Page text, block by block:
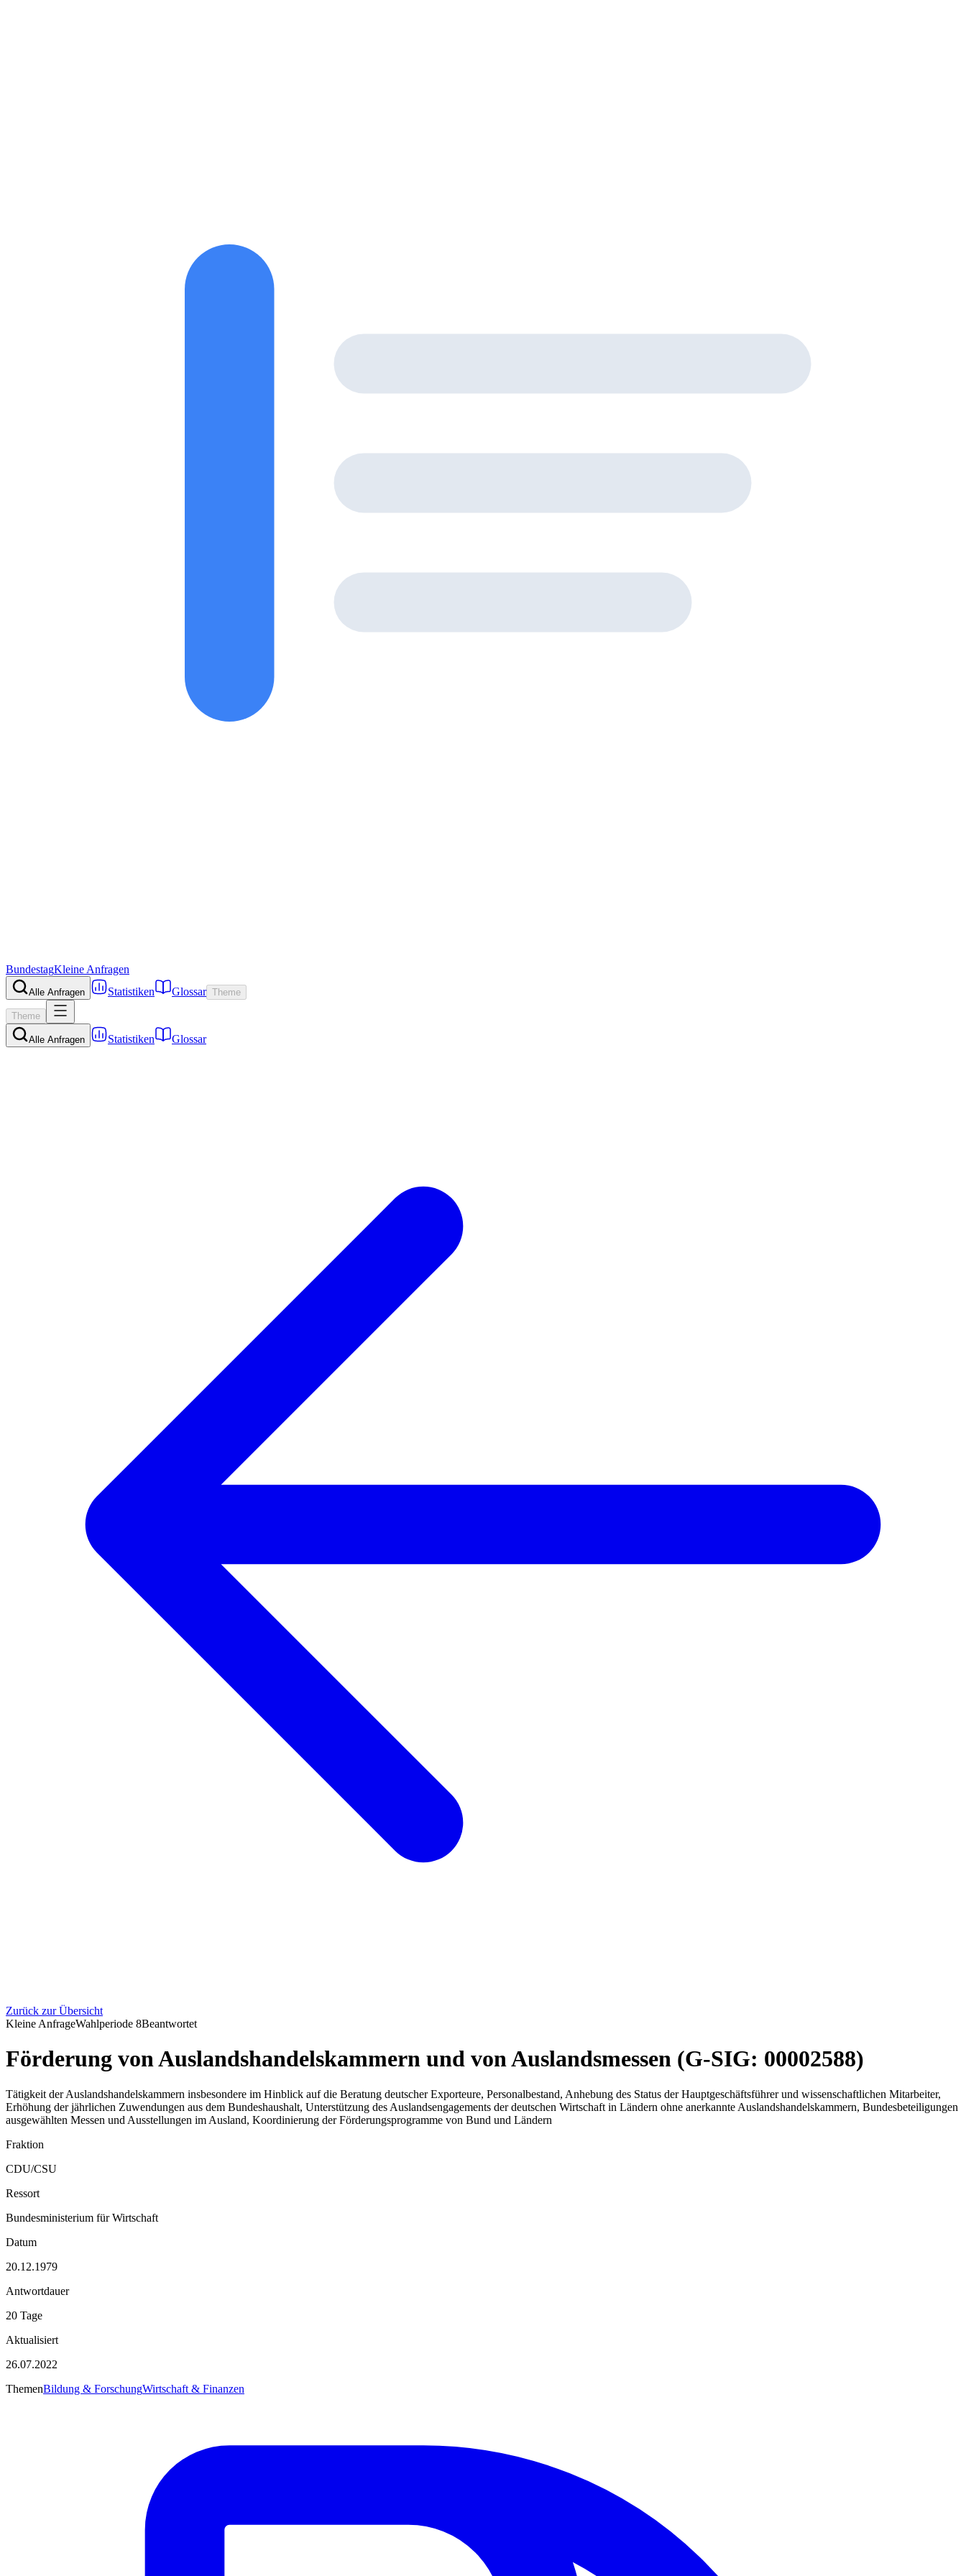
BundestagKleine Anfragen
Alle Anfragen Statistiken Glossar Theme
Theme
Alle Anfragen Statistiken Glossar
Zurück zur Übersicht
Kleine AnfrageWahlperiode 8Beantwortet
Förderung von Auslandshandelskammern und von Auslandsmessen (G-SIG: 00002588)
Tätigkeit der Auslandshandelskammern insbesondere im Hinblick auf die Beratung deutscher Exporteure, Personalbestand, Anhebung des Status der Hauptgeschäftsführer und wissenschaftlichen Mitarbeiter,
Erhöhung der jährlichen Zuwendungen aus dem Bundeshaushalt, Unterstützung des Auslandsengagements der deutschen Wirtschaft in Ländern ohne anerkannte Auslandshandelskammern, Bundesbeteiligungen
ausgewählten Messen und Ausstellungen im Ausland, Koordinierung der Förderungsprogramme von Bund und Ländern
Fraktion
CDU/CSU
Ressort
Bundesministerium für Wirtschaft
Datum
20.12.1979
Antwortdauer
20 Tage
Aktualisiert
26.07.2022
ThemenBildung & ForschungWirtschaft & Finanzen